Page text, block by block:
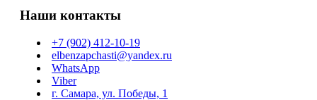
Наши контакты
+7 (902) 412-10-19
elbenzapchasti@yandex.ru
WhatsApp
Viber
г. Самара, ул. Победы, 1